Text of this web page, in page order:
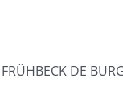
DE